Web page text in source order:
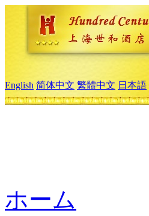
English 简体中文 繁體中文 日本語
ホーム